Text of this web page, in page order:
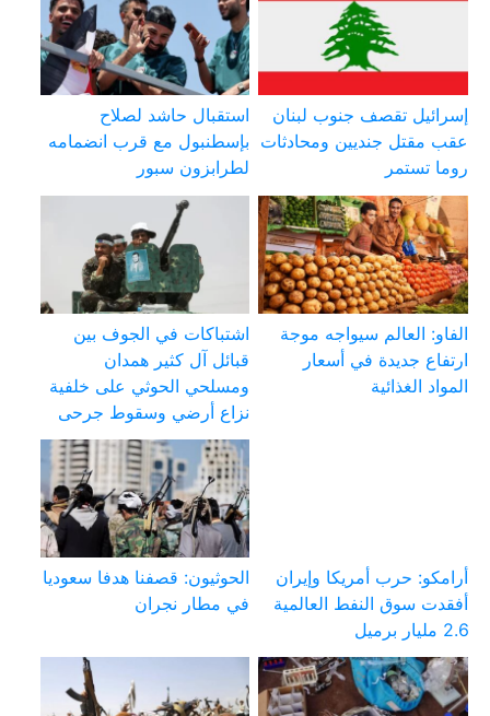
إسرائيل تقصف جنوب لبنان
عقب مقتل جنديين ومحادثات
روما تستمر
استقبال حاشد لصلاح
بإسطنبول مع قرب انضمامه
لطرابزون سبور
الفاو: العالم سيواجه موجة
ارتفاع جديدة في أسعار
المواد الغذائية
اشتباكات في الجوف بين
قبائل آل كثير همدان
ومسلحي الحوثي على خلفية
نزاع أرضي وسقوط جرحى
أرامكو: حرب أمريكا وإيران
أفقدت سوق النفط العالمية
2.6 مليار برميل
الحوثيون: قصفنا هدفا سعوديا
في مطار نجران